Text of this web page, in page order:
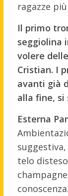
ragazze
Il primo
seggiolina
volere
Cristian. I
avanti già
alla fine,
Esterna
telo